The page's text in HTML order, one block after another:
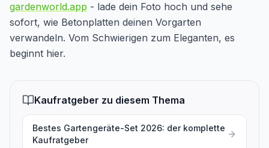
gardenworld.app - lade dein Foto hoch und sehe
sofort, wie Betonplatten deinen Vorgarten
verwandeln. Vom Schwierigen zum Eleganten, es
beginnt hier.
Kaufratgeber zu diesem Thema
Bestes Gartengeräte-Set 2026: der komplette
Kaufratgeber